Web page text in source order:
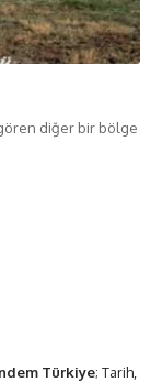
diğer bir bölge
Türkiye; Tarih,